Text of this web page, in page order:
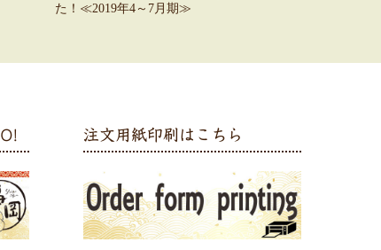
た！≪2019年4～7月期≫
注文用紙印刷はこちら